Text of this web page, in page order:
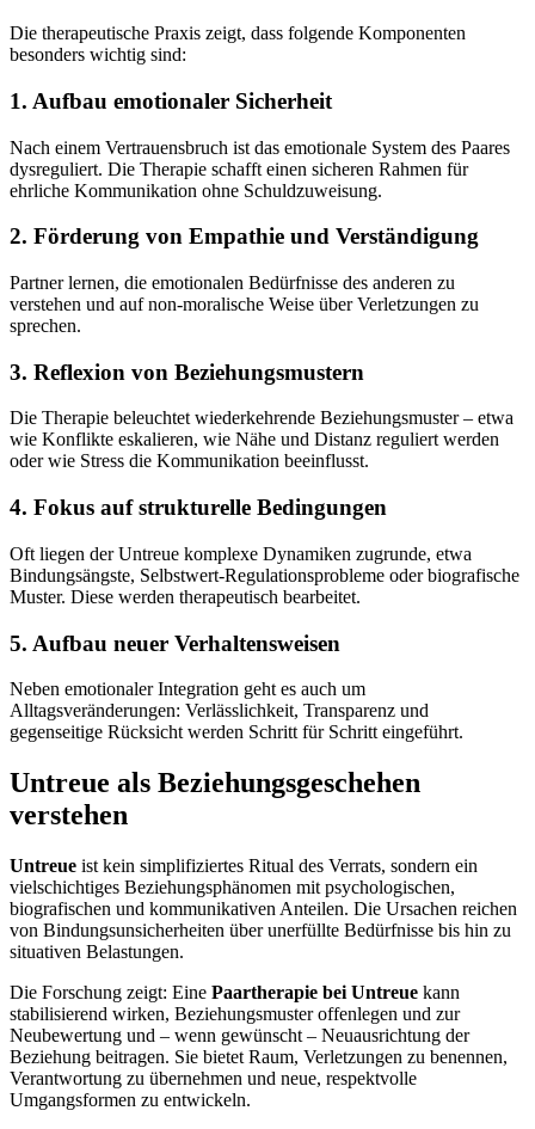
Die therapeutische Praxis zeigt, dass folgende Komponenten
besonders wichtig sind:
1. Aufbau emotionaler Sicherheit
Nach einem Vertrauensbruch ist das emotionale System des Paares
dysreguliert. Die Therapie schafft einen sicheren Rahmen für
ehrliche Kommunikation ohne Schuldzuweisung.
2. Förderung von Empathie und Verständigung
Partner lernen, die emotionalen Bedürfnisse des anderen zu
verstehen und auf non-moralische Weise über Verletzungen zu
sprechen.
3. Reflexion von Beziehungsmustern
Die Therapie beleuchtet wiederkehrende Beziehungsmuster – etwa
wie Konflikte eskalieren, wie Nähe und Distanz reguliert werden
oder wie Stress die Kommunikation beeinflusst.
4. Fokus auf strukturelle Bedingungen
Oft liegen der Untreue komplexe Dynamiken zugrunde, etwa
Bindungsängste, Selbstwert-Regulationsprobleme oder biografische
Muster. Diese werden therapeutisch bearbeitet.
5. Aufbau neuer Verhaltensweisen
Neben emotionaler Integration geht es auch um
Alltagsveränderungen: Verlässlichkeit, Transparenz und
gegenseitige Rücksicht werden Schritt für Schritt eingeführt.
Untreue als Beziehungsgeschehen
verstehen
Untreue ist kein simplifiziertes Ritual des Verrats, sondern ein
vielschichtiges Beziehungsphänomen mit psychologischen,
biografischen und kommunikativen Anteilen. Die Ursachen reichen
von Bindungsunsicherheiten über unerfüllte Bedürfnisse bis hin zu
situativen Belastungen.
Die Forschung zeigt: Eine Paartherapie bei Untreue kann
stabilisierend wirken, Beziehungsmuster offenlegen und zur
Neubewertung und – wenn gewünscht – Neuausrichtung der
Beziehung beitragen. Sie bietet Raum, Verletzungen zu benennen,
Verantwortung zu übernehmen und neue, respektvolle
Umgangsformen zu entwickeln.